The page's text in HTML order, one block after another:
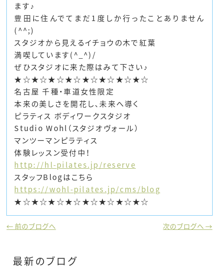
ます♪
豊田に住んでてまだ1度しか行ったことありません
(^^;)
スタジオから見えるイチョウの木で紅葉
満喫しています(^_^)/
ぜひスタジオに来た際はみて下さい♪
★☆★☆★☆★☆★☆★☆★☆★☆
名古屋 千種・車道女性限定
本来の美しさを開花し、未来へ導く
ピラティス ボディワークスタジオ
Studio Wohl（スタジオヴォール）
マンツーマンピラティス
体験レッスン受付中！
http://hl-pilates.jp/reserve
スタッフBlogはこちら
https://wohl-pilates.jp/cms/blog
★☆★☆★☆★☆★☆★☆★☆★☆
← 前のブログへ 次のブログへ →
最新のブログ